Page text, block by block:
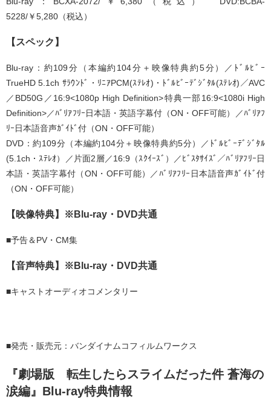
5228/￥5,280（税込）
【スペック】
Blu-ray：約109分（本編約104分＋映像特典約5分）／ﾄﾞﾙﾋﾞｰ
TrueHD 5.1ch ｻﾗｳﾝﾄﾞ・ﾘﾆｱPCM(ｽﾃﾚｵ)・ﾄﾞﾙﾋﾞｰﾃﾞｼﾞﾀﾙ(ｽﾃﾚｵ)／AVC
／BD50G／16:9<1080p High Definition>特典一部16:9<1080i High
Definition>／ﾊﾞﾘｱﾌﾘｰ日本語・英語字幕付（ON・OFF可能）／ﾊﾞﾘｱﾌ
ﾘｰ日本語音声ｶﾞｲﾄﾞ付（ON・OFF可能）
DVD：約109分（本編約104分＋映像特典約5分）／ﾄﾞﾙﾋﾞｰﾃﾞｼﾞﾀﾙ
(5.1ch・ｽﾃﾚｵ）／片面2層／16:9（ｽｸｲｰｽﾞ）／ﾋﾞｽﾀｻｲｽﾞ／ﾊﾞﾘｱﾌﾘｰ日
本語・英語字幕付（ON・OFF可能）／ﾊﾞﾘｱﾌﾘｰ日本語音声ｶﾞｲﾄﾞ付
（ON・OFF可能）
【映像特典】※Blu-ray・DVD共通
■予告＆PV・CM集
【音声特典】※Blu-ray・DVD共通
■キャストオーディオコメンタリー
■発売・販売元：バンダイナムコフィルムワークス
『劇場版 転生したらスライムだった件 蒼海の
涙編』Blu-ray特典情報